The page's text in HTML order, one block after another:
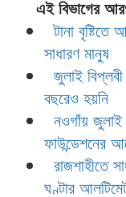
এই বিভাগের
টানা
সাধারণ মানুষ
জুলাই
বছরেও হয়নি
নওগাঁয়
ফাউন্ডেশনের
রাজশাহীতে
ঘণ্টার